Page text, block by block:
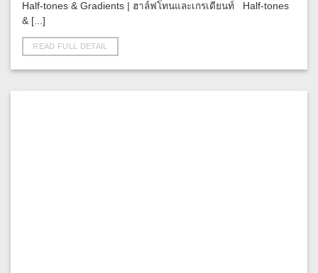
Half-tones & Gradients | ฮาล์ฟโทนและเกรเดียนท์ Half-tones
& [...]
READ FULL DETAIL